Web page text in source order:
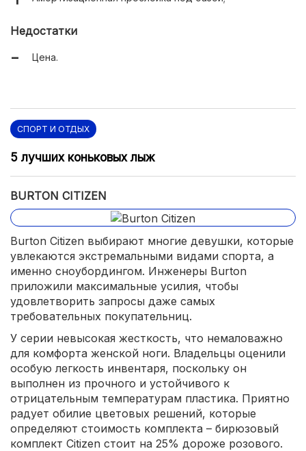
Недостатки
Цена.
СПОРТ И ОТДЫХ
5 лучших коньковых лыж
BURTON CITIZEN
Burton Citizen выбирают многие девушки, которые
увлекаются экстремальными видами спорта, а
именно сноубордингом. Инженеры Burton
приложили максимальные усилия, чтобы
удовлетворить запросы даже самых
требовательных покупательниц.
У серии невысокая жесткость, что немаловажно
для комфорта женской ноги. Владельцы оценили
особую легкость инвентаря, поскольку он
выполнен из прочного и устойчивого к
отрицательным температурам пластика. Приятно
радует обилие цветовых решений, которые
определяют стоимость комплекта – бирюзовый
комплект Citizen стоит на 25% дороже розового.